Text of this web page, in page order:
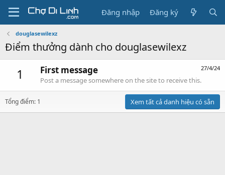
Đăng nhập Đăng ký
douglasewilexz
Điểm thưởng dành cho douglasewilexz
1 27/4/24
First message
Post a message somewhere on the site to receive this.
Tổng điểm: 1 Xem tất cả danh hiệu có sẵn